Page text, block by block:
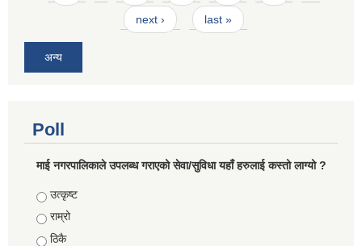
next › last »
अन्य
Poll
माई नगरपालिकाले उपलब्ध गराएको सेवा/सुविधा यहाँ हरुलाई कस्तो लाग्यो ?
Choices
उत्कृष्ट
राम्रो
ठिकै